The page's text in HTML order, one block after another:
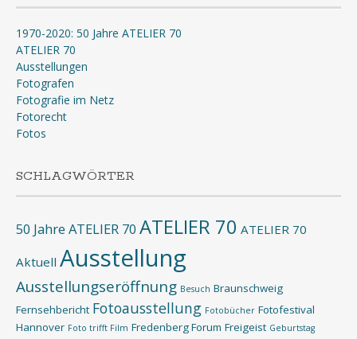
1970-2020: 50 Jahre ATELIER 70
ATELIER 70
Ausstellungen
Fotografen
Fotografie im Netz
Fotorecht
Fotos
SCHLAGWÖRTER
50 Jahre ATELIER 70 ATELIER 70 ATELIER 70
Aktuell Ausstellung
Ausstellungseröffnung Besuch Braunschweig
Fernsehbericht Fotoausstellung Fotobücher Fotofestival
Hannover Foto trifft Film Fredenberg Forum Freigeist Geburtstag